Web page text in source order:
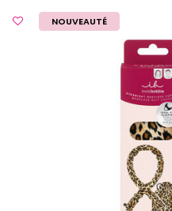
NOUVEAUTÉ